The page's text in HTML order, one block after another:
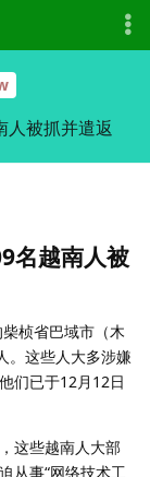
人被抓并遣返
名越南人被
桢省巴域市（木
。这些人大多涉嫌
们已于12月12日
这些越南人大部
从事“网络技术工